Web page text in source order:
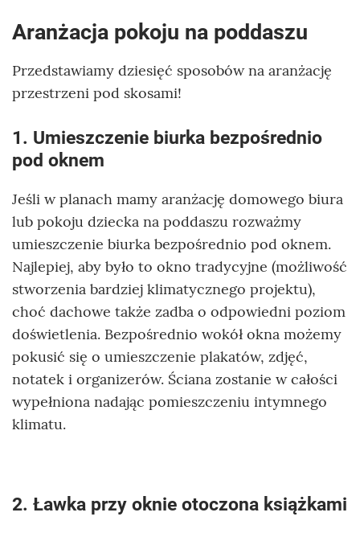
Aranżacja pokoju na poddaszu
Przedstawiamy dziesięć sposobów na aranżację
przestrzeni pod skosami!
1. Umieszczenie biurka bezpośrednio
pod oknem
Jeśli w planach mamy aranżację domowego biura
lub pokoju dziecka na poddaszu rozważmy
umieszczenie biurka bezpośrednio pod oknem.
Najlepiej, aby było to okno tradycyjne (możliwość
stworzenia bardziej klimatycznego projektu),
choć dachowe także zadba o odpowiedni poziom
doświetlenia. Bezpośrednio wokół okna możemy
pokusić się o umieszczenie plakatów, zdjęć,
notatek i organizerów. Ściana zostanie w całości
wypełniona nadając pomieszczeniu intymnego
klimatu.
2. Ławka przy oknie otoczona książkami